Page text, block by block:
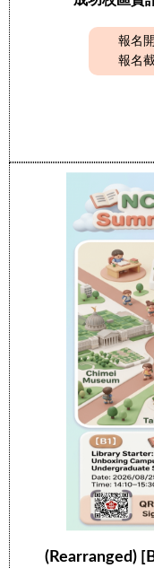
報名
報名
(Rearranged)